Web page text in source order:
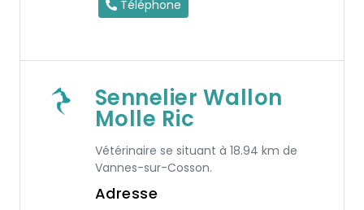
Téléphone
Sennelier Wallon
Molle Ric
Vétérinaire se situant à 18.94 km de
Vannes-sur-Cosson.
Adresse